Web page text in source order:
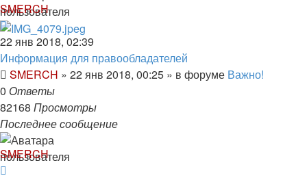
SMERCH
22 янв 2018, 02:39
Информация для правообладателей
SMERCH » 22 янв 2018, 00:25 » в форуме Важно!
0 Ответы
82168 Просмотры
Последнее сообщение
SMERCH